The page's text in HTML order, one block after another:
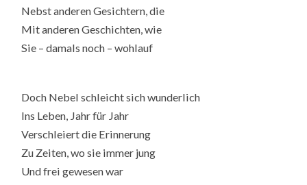
Nebst anderen Gesichtern, die
Mit anderen Geschichten, wie
Sie – damals noch – wohlauf
Doch Nebel schleicht sich wunderlich
Ins Leben, Jahr für Jahr
Verschleiert die Erinnerung
Zu Zeiten, wo sie immer jung
Und frei gewesen war